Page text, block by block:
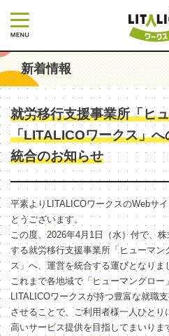
新着情報
就労移行支援事業所「ヒ
「LITALICOワークス」
統合のお知らせ
平素よりLITALICOワークスのWebサ
とうございます。
この度、2026年4月1日（水）付で、
する就労移行支援事業所「ヒューマン
ス」へ、運営を統合する運びとなりま
これまで各地域で「ヒューマングロ
LITALICOワークスが持つ豊富な就職
させることで、ご利用者様一人ひと
高いサービス提供を目指してまいりま